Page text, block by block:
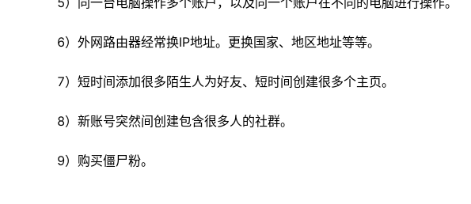
6）外网路由器经常换IP地址。更换国家、地区地址等等。
7）短时间添加很多陌生人为好友、短时间创建很多个主页。
8）新账号突然间创建包含很多人的社群。
9）购买僵尸粉。